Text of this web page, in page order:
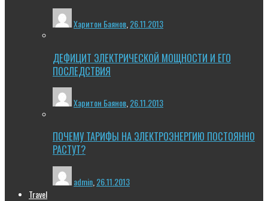
Харитон Баянов 26.11.2013
ДЕФИЦИТ ЭЛЕКТРИЧЕСКОЙ МОЩНОСТИ И ЕГО
ПОСЛЕДСТВИЯ
Харитон Баянов 26.11.2013
ПОЧЕМУ ТАРИФЫ НА ЭЛЕКТРОЭНЕРГИЮ ПОСТОЯННО
РАСТУТ?
admin 26.11.2013
Travel